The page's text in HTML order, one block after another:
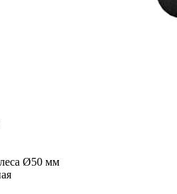
Ø50 мм